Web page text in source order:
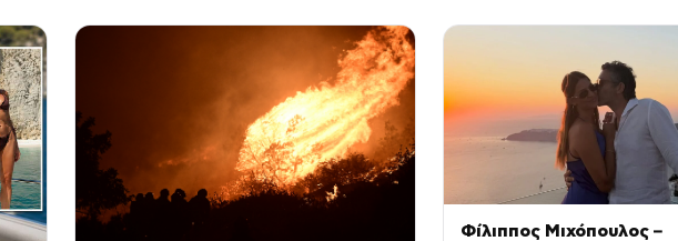
Φίλιππος Μιχόπουλος –